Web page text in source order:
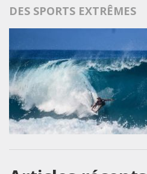
DES SPORTS EXTRÊMES